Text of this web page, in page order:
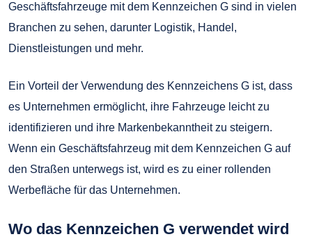
Geschäftsfahrzeuge mit dem Kennzeichen G sind in vielen
Branchen zu sehen, darunter Logistik, Handel,
Dienstleistungen und mehr.
Ein Vorteil der Verwendung des Kennzeichens G ist, dass
es Unternehmen ermöglicht, ihre Fahrzeuge leicht zu
identifizieren und ihre Markenbekanntheit zu steigern.
Wenn ein Geschäftsfahrzeug mit dem Kennzeichen G auf
den Straßen unterwegs ist, wird es zu einer rollenden
Werbefläche für das Unternehmen.
Wo das Kennzeichen G verwendet wird